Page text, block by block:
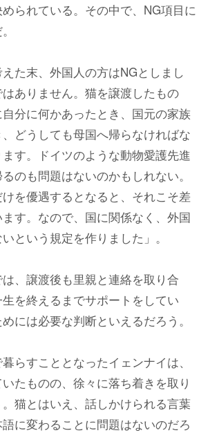
られている。その中で、NG項目に
た末、外国人の方はNGとしまし
ありません。猫を譲渡したもの
分に何かあったとき、国元の家族
どうしても母国へ帰らなければな
す。ドイツのような動物愛護先進
のも問題はないのかもしれない。
を優遇するとなると、それこそ差
す。なので、国に関係なく、外国
という規定を作りました」。
、譲渡後も里親と連絡を取り合
を終えるまでサポートをしてい
には必要な判断といえるだろう。
らすこととなったイェンナイは、
たものの、徐々に落ち着きを取り
猫とはいえ、話しかけられる言葉
に変わることに問題はないのだろ